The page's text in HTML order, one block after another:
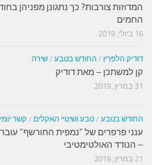
המדוזות צורבות? כך נתגונן מפניהן
החמים
16 ביולי, 2019
דודיק הלפרין / החודש בטבע / שירה
קן למשתכן – מאת דודיק
31 במרץ, 2019
החודש בטבע / טבע ושינויי האקלים / קשר יומי
ענני פרפרים של "נמפית החורשף"
– הנודד האולטימטיבי
21 במרץ, 2019